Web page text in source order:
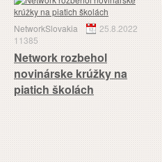
NetworkSlovakia
25.8.2022
11385
Network rozbehol
novinárske krúžky na
piatich školách